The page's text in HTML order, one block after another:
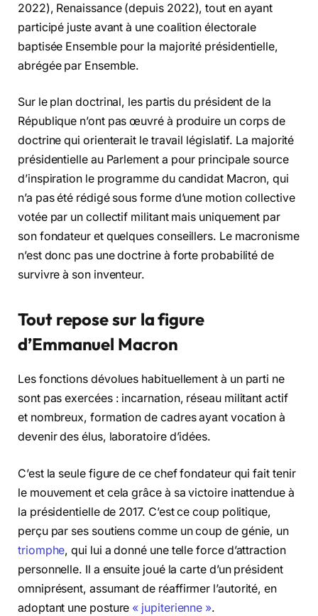
2022), Renaissance (depuis 2022), tout en ayant
participé juste avant à une coalition électorale
baptisée Ensemble pour la majorité présidentielle,
abrégée par Ensemble.
Sur le plan doctrinal, les partis du président de la
République n’ont pas œuvré à produire un corps de
doctrine qui orienterait le travail législatif. La majorité
présidentielle au Parlement a pour principale source
d’inspiration le programme du candidat Macron, qui
n’a pas été rédigé sous forme d’une motion collective
votée par un collectif militant mais uniquement par
son fondateur et quelques conseillers. Le macronisme
n’est donc pas une doctrine à forte probabilité de
survivre à son inventeur.
Tout repose sur la figure
d’Emmanuel Macron
Les fonctions dévolues habituellement à un parti ne
sont pas exercées : incarnation, réseau militant actif
et nombreux, formation de cadres ayant vocation à
devenir des élus, laboratoire d’idées.
C’est la seule figure de ce chef fondateur qui fait tenir
le mouvement et cela grâce à sa victoire inattendue à
la présidentielle de 2017. C’est ce coup politique,
perçu par ses soutiens comme un coup de génie, un
triomphe, qui lui a donné une telle force d’attraction
personnelle. Il a ensuite joué la carte d’un président
omniprésent, assumant de réaffirmer l’autorité, en
adoptant une posture « jupiterienne ».